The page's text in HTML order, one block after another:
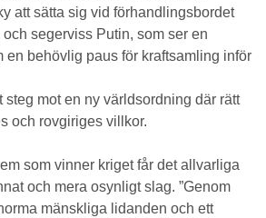
att sätta sig vid förhandlingsbordet
segerviss Putin, som ser en
en behövlig paus för kraftsamling inför
steg mot en ny världsordning där rätt
och rovgiriges villkor.
som vinner kriget får det allvarliga
och mera osynligt slag. ”Genom
mänskliga lidanden och ett